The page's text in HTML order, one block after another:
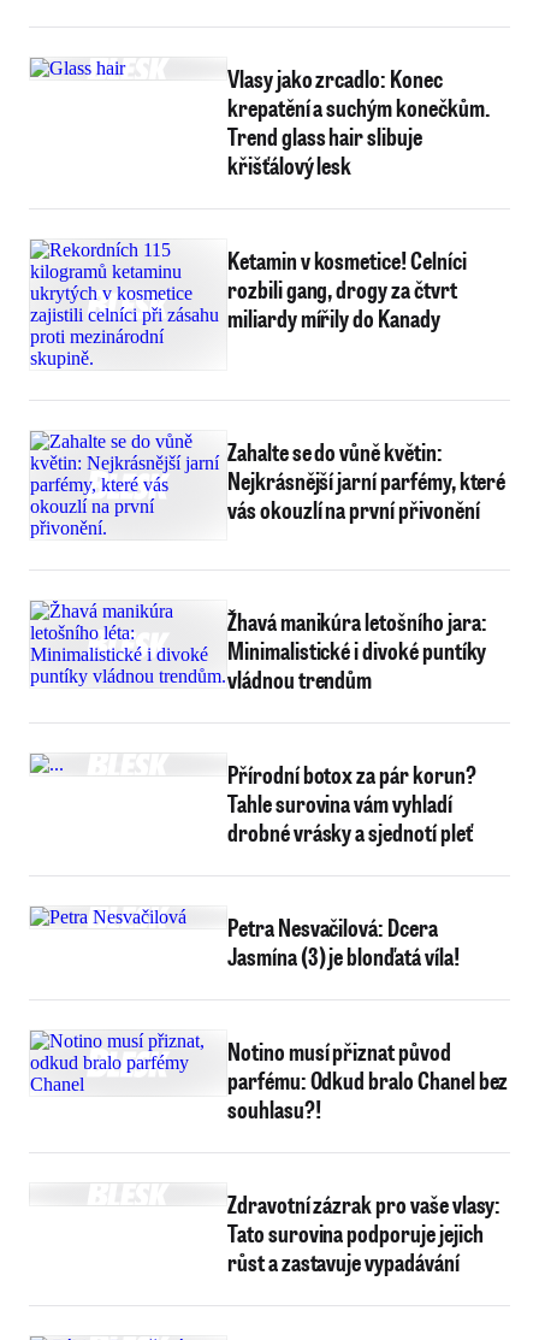
Vlasy jako zrcadlo: Konec
krepatění a suchým konečkům.
Trend glass hair slibuje
křišťálový lesk
Ketamin v kosmetice! Celníci
rozbili gang, drogy za čtvrt
miliardy mířily do Kanady
Zahalte se do vůně květin:
Nejkrásnější jarní parfémy, které
vás okouzlí na první přivonění
Žhavá manikúra letošního jara:
Minimalistické i divoké puntíky
vládnou trendům
Přírodní botox za pár korun?
Tahle surovina vám vyhladí
drobné vrásky a sjednotí pleť
Petra Nesvačilová: Dcera
Jasmína (3) je blonďatá víla!
Notino musí přiznat původ
parfému: Odkud bralo Chanel bez
souhlasu?!
Zdravotní zázrak pro vaše vlasy:
Tato surovina podporuje jejich
růst a zastavuje vypadávání